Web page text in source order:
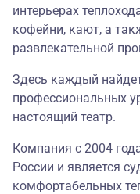
интерьерах
кофейни, кают, а
развлекательной
Здесь каждый
профессиональных
настоящий театр.
Компания с 2004
России и является
комфортабельных